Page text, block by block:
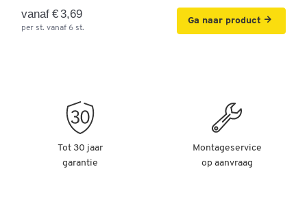
vanaf € 3,69
per st. vanaf 6 st.
Ga naar product
Tot 30 jaar
garantie
Montageservice
op aanvraag